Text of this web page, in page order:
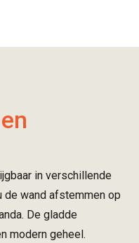
in verschillende
de wand afstemmen op
De gladde
modern geheel.